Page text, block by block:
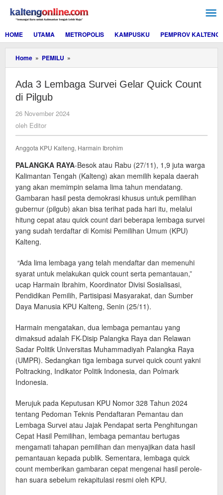
konten
HOME
UTAMA METROPOLIS KAMPUSKU PEMPROV KALTENG
Home » PEMILU »
3
Survei
Ada 3 Lembaga Survei Gelar Quick Count
di Pilgub
26 November 2024
oleh Editor
Anggota KPU Kalteng, Harmain Ibrohim
PALANGKA RAYA-Besok atau Rabu (27/11), 1,9 juta warga
Kalimantan Tengah (Kalteng) akan memilih kepala daerah
yang akan memimpin selama lima tahun mendatang.
Gambaran hasil pesta demokrasi khusus untuk pemilihan
gubernur (pilgub) akan bisa terihat pada hari itu, melalui
hitung cepat atau quick count dari beberapa lembaga survei
yang sudah terdaftar di Komisi Pemilihan Umum (KPU)
Kalteng.
“Ada lima lembaga yang telah mendaftar dan memenuhi
syarat untuk melakukan quick count serta pemantauan,”
ucap Harmain Ibrahim, Koordinator Divisi Sosialisasi,
Pendidikan Pemilih, Partisipasi Masyarakat, dan Sumber
Daya Manusia KPU Kalteng, Senin (25/11).
Harmain mengatakan, dua lembaga pemantau yang
dimaksud adalah FK-Disip Palangka Raya dan Relawan
Sadar Politik Universitas Muhammadiyah Palangka Raya
(UMPR). Sedangkan tiga lembaga survei quick count yakni
Poltracking, Indikator Politik Indonesia, dan Polmark
Indonesia.
Merujuk pada Keputusan KPU Nomor 328 Tahun 2024
tentang Pedoman Teknis Pendaftaran Pemantau dan
Lembaga Survei atau Jajak Pendapat serta Penghitungan
Cepat Hasil Pemilihan, lembaga pemantau bertugas
mengamati tahapan pemilihan dan menyajikan data hasil
pemantauan kepada publik. Sementara, lembaga quick
count memberikan gambaran cepat mengenai hasil perole-
han suara sebelum rekapitulasi resmi oleh KPU.